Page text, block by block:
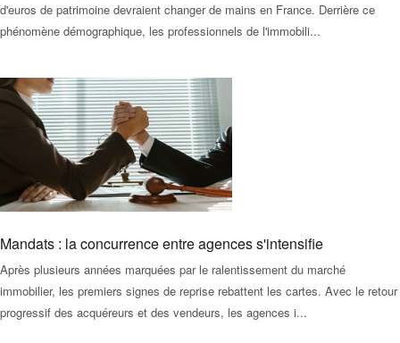
d'euros de patrimoine devraient changer de mains en France. Derrière ce
phénomène démographique, les professionnels de l'immobili...
Mandats : la concurrence entre agences s'intensifie
Après plusieurs années marquées par le ralentissement du marché
immobilier, les premiers signes de reprise rebattent les cartes. Avec le retour
progressif des acquéreurs et des vendeurs, les agences i...